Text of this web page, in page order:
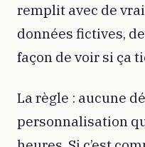
remplit avec de
données fictives,
façon de voir si ça
La règle : aucune
personnalisation